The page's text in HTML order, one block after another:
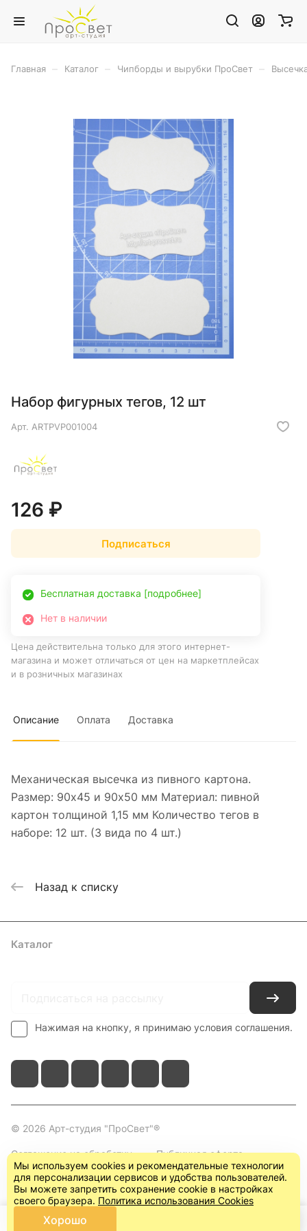
Главная Каталог Чипборды и вырубки ПроСвет
Набор фигурных тегов, 12 шт
Арт. ARTPVP001004
126 ₽
Подписаться
Бесплатная доставка [подробнее]
Нет в наличии
Цена действительна только для этого интернет-
магазина и может отличаться от цен на маркетплейсах
и в розничных магазинах
Описание Оплата Доставка
Механическая высечка из пивного картона.
Размер: 90х45 и 90х50 мм Материал: пивной
картон толщиной 1,15 мм Количество тегов в
наборе: 12 шт. (3 вида по 4 шт.)
Назад к списку
Каталог
Нажимая на кнопку, я принимаю условия соглашения.
© 2026 Арт-студия "ПроСвет"®
Соглашение на обработку
персональных данных
Публичная оферта
(пользовательское
соглашение)
Мы используем cookies и рекомендательные технологии
для персонализации сервисов и удобства пользователей.
Вы можете запретить сохранение cookie в настройках
своего браузера. Политика использования Cookies
Хорошо